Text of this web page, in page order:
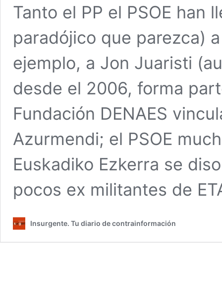
Tanto el PP el PSOE han
paradójico que parezca)
ejemplo, a Jon Juaristi
desde el 2006, forma
Fundación DENAES
Azurmendi; el PSOE
Euskadiko Ezkerra se
pocos ex militantes de
Insurgente. Tu diario de contrainformación